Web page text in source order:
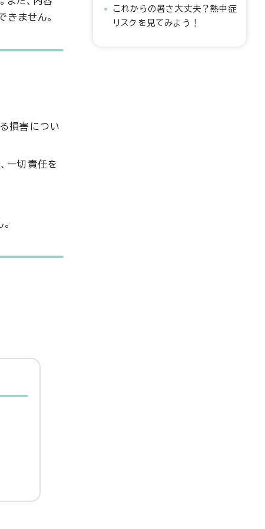
きません。
損害につい
一切責任を
これからの暑さ大丈夫？熱中症
リスクを見てみよう！